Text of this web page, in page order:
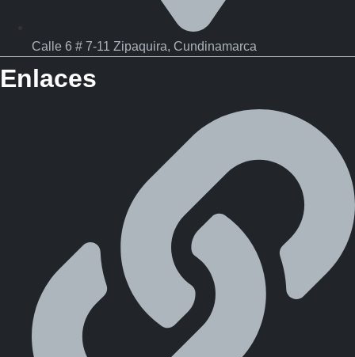
Calle 6 # 7-11 Zipaquira, Cundinamarca
Enlaces